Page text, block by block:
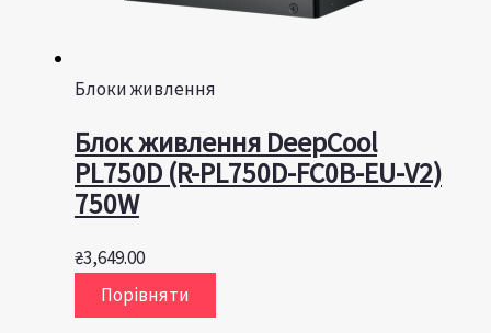
Блоки живлення
Блок живлення DeepCool
PL750D (R-PL750D-FC0B-EU-V2)
750W
₴3,649.00
Порівняти